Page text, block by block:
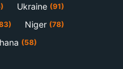
Ukraine (91)
Niger (78)
(58)